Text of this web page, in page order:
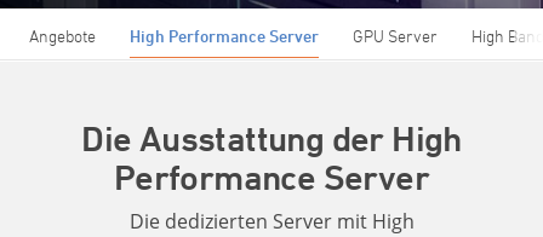
Angebote High Performance Server GPU Server High
Die Ausstattung der High
Performance Server
Die dedizierten Server mit High